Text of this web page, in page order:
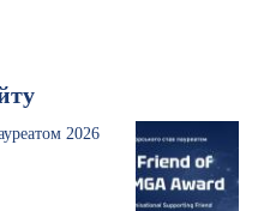
2026